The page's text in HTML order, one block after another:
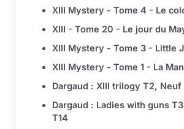
XIII Mystery - Tome 4 - Le
XIII - Tome 20 - Le jour du
XIII Mystery - Tome 3 - Little
XIII Mystery - Tome 1 - La
Dargaud : XIII trilogy T2, Neuf
Dargaud : Ladies with guns
T14